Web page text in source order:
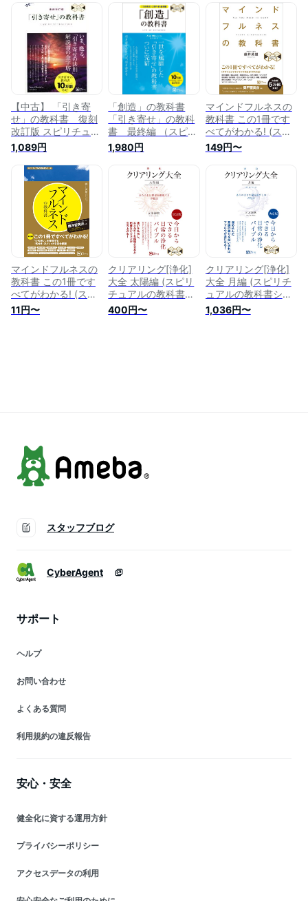
【中古】 「引き寄
せ」の教科書 復刻
改訂版 スピリチュア
ルの教科書シリーズ
／奥平亜美衣(著者)
1,089円
「創造」の教科書
「引き寄せ」の教科
書 最終編 （スピリ
チュアルの教科書シ
リーズ） [ Amy
Okudaira ]
1,980円
マインドフルネスの
教科書 この1冊です
べてがわかる! (スピ
リチュアルの教科書
シリーズ)
149円〜
マインドフルネスの
教科書 この1冊です
べてがわかる! (スピ
リチュアルの教科書
シリーズ)
11円〜
クリアリング[浄化]
大全 太陽編 (スピリ
チュアルの教科書シ
リーズ)
400円〜
クリアリング[浄化]
大全 月編 (スピリチ
ュアルの教科書シリ
ーズ)
1,036円〜
スタッフブログ
CyberAgent
サポート
ヘルプ
お問い合わせ
よくある質問
利用規約の違反報告
安心・安全
健全化に資する運用方針
プライバシーポリシー
アクセスデータの利用